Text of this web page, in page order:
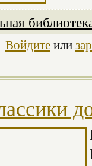
Войдитеили